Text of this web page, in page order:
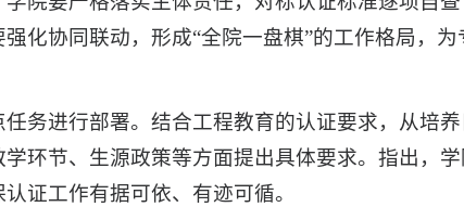
化协同联动，形成“全院一盘棋”的工作格局，
务进行部署。结合工程教育的认证要求，从培
环节、生源政策等方面提出具体要求。指出，
证工作有据可依、有迹可循。